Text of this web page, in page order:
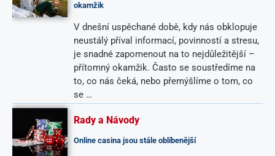
okamžik
V dnešní uspěchané době, kdy nás obklopuje
neustálý příval informací, povinností a stresu,
je snadné zapomenout na to nejdůležitější –
přítomný okamžik. Často se soustředíme na
to, co nás čeká, nebo přemýšlíme o tom, co
se …
Rady a Návody
Online casina jsou stále oblíbenější